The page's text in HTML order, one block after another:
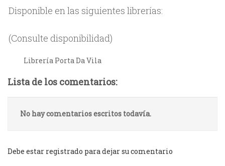
Disponible en las siguientes librerías:
(Consulte disponibilidad)
Librería Porta Da Vila
Lista de los comentarios:
No hay comentarios escritos todavía.
Debe estar registrado para dejar su comentario